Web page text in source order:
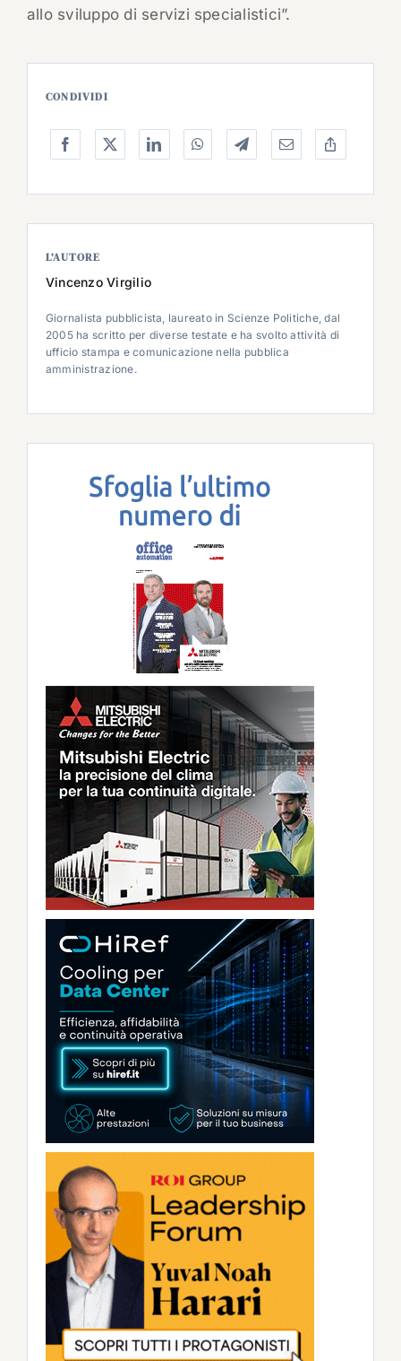
allo sviluppo di servizi specialistici”.
CONDIVIDI
L’AUTORE
Vincenzo Virgilio
Giornalista pubblicista, laureato in Scienze Politiche, dal
2005 ha scritto per diverse testate e ha svolto attività di
ufficio stampa e comunicazione nella pubblica
amministrazione.